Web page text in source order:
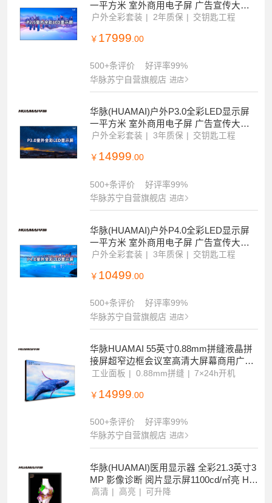
一平方米 室外商用电子屏 广告宣传大屏
幕 HM-DEP2.5-FS
户外全彩套装 2年质保 交钥匙工程
￥ 17999 .00
500+条评价
好评率99%
华脉苏宁自营旗舰店 进店
华脉(HUAMAI)户外P3.0全彩LED显示屏
一平方米 室外商用电子屏 广告宣传大屏
幕 HM-DEP3.0-FS
户外全彩套装 3年质保 交钥匙工程
￥ 14999.00
500+条评价
好评率99%
华脉苏宁自营旗舰店 进店
华脉(HUAMAI)户外P4.0全彩LED显示屏
一平方米 室外商用电子屏 广告宣传大屏
幕 HM-DEP4.0-FS
户外全彩套装 3年质保 交钥匙工程
￥ 10499 .00
500+条评价
好评率99%
华脉苏宁自营旗舰店 进店
华脉HUAMAI 55英寸0.88mm拼缝液晶拼
接屏超窄边框会议室高清大屏幕商用广告
监控显示屏 HM-DC55H04-2
工业面板 0.88mm拼缝 7×24h开机
￥ 14999 .00
500+条评价
好评率99%
华脉苏宁自营旗舰店 进店
华脉(HUAMAI)医用显示器 全彩21.3英寸3
MP 影像诊断 阅片显示屏1100cd/㎡亮 HM
-S32C0
高清 高亮 可升降